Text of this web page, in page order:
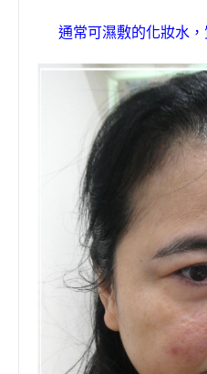
通常可濕敷的化妝水